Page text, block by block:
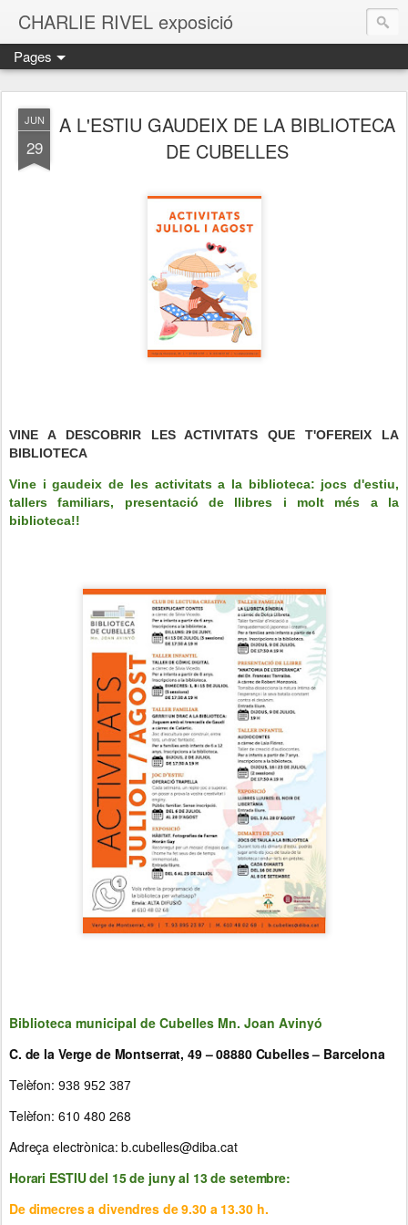
CHARLIE RIVEL exposició
Pages
JUN
29
A L'ESTIU GAUDEIX DE LA BIBLIOTECA
DE CUBELLES
VINE A DESCOBRIR LES ACTIVITATS QUE T'OFEREIX LA
BIBLIOTECA
Vine i gaudeix de les activitats a la biblioteca: jocs d'estiu,
tallers familiars, presentació de llibres i molt més a la
biblioteca!!
Biblioteca municipal de Cubelles Mn. Joan Avinyó
C. de la Verge de Montserrat, 49 – 08880 Cubelles – Barcelona
Telèfon: 938 952 387
Telèfon: 610 480 268
Adreça electrònica:b.cubelles@diba.cat
Horari ESTIU del 15 de juny al 13 de setembre:
De dimecres a divendres de 9.30 a 13.30 h.